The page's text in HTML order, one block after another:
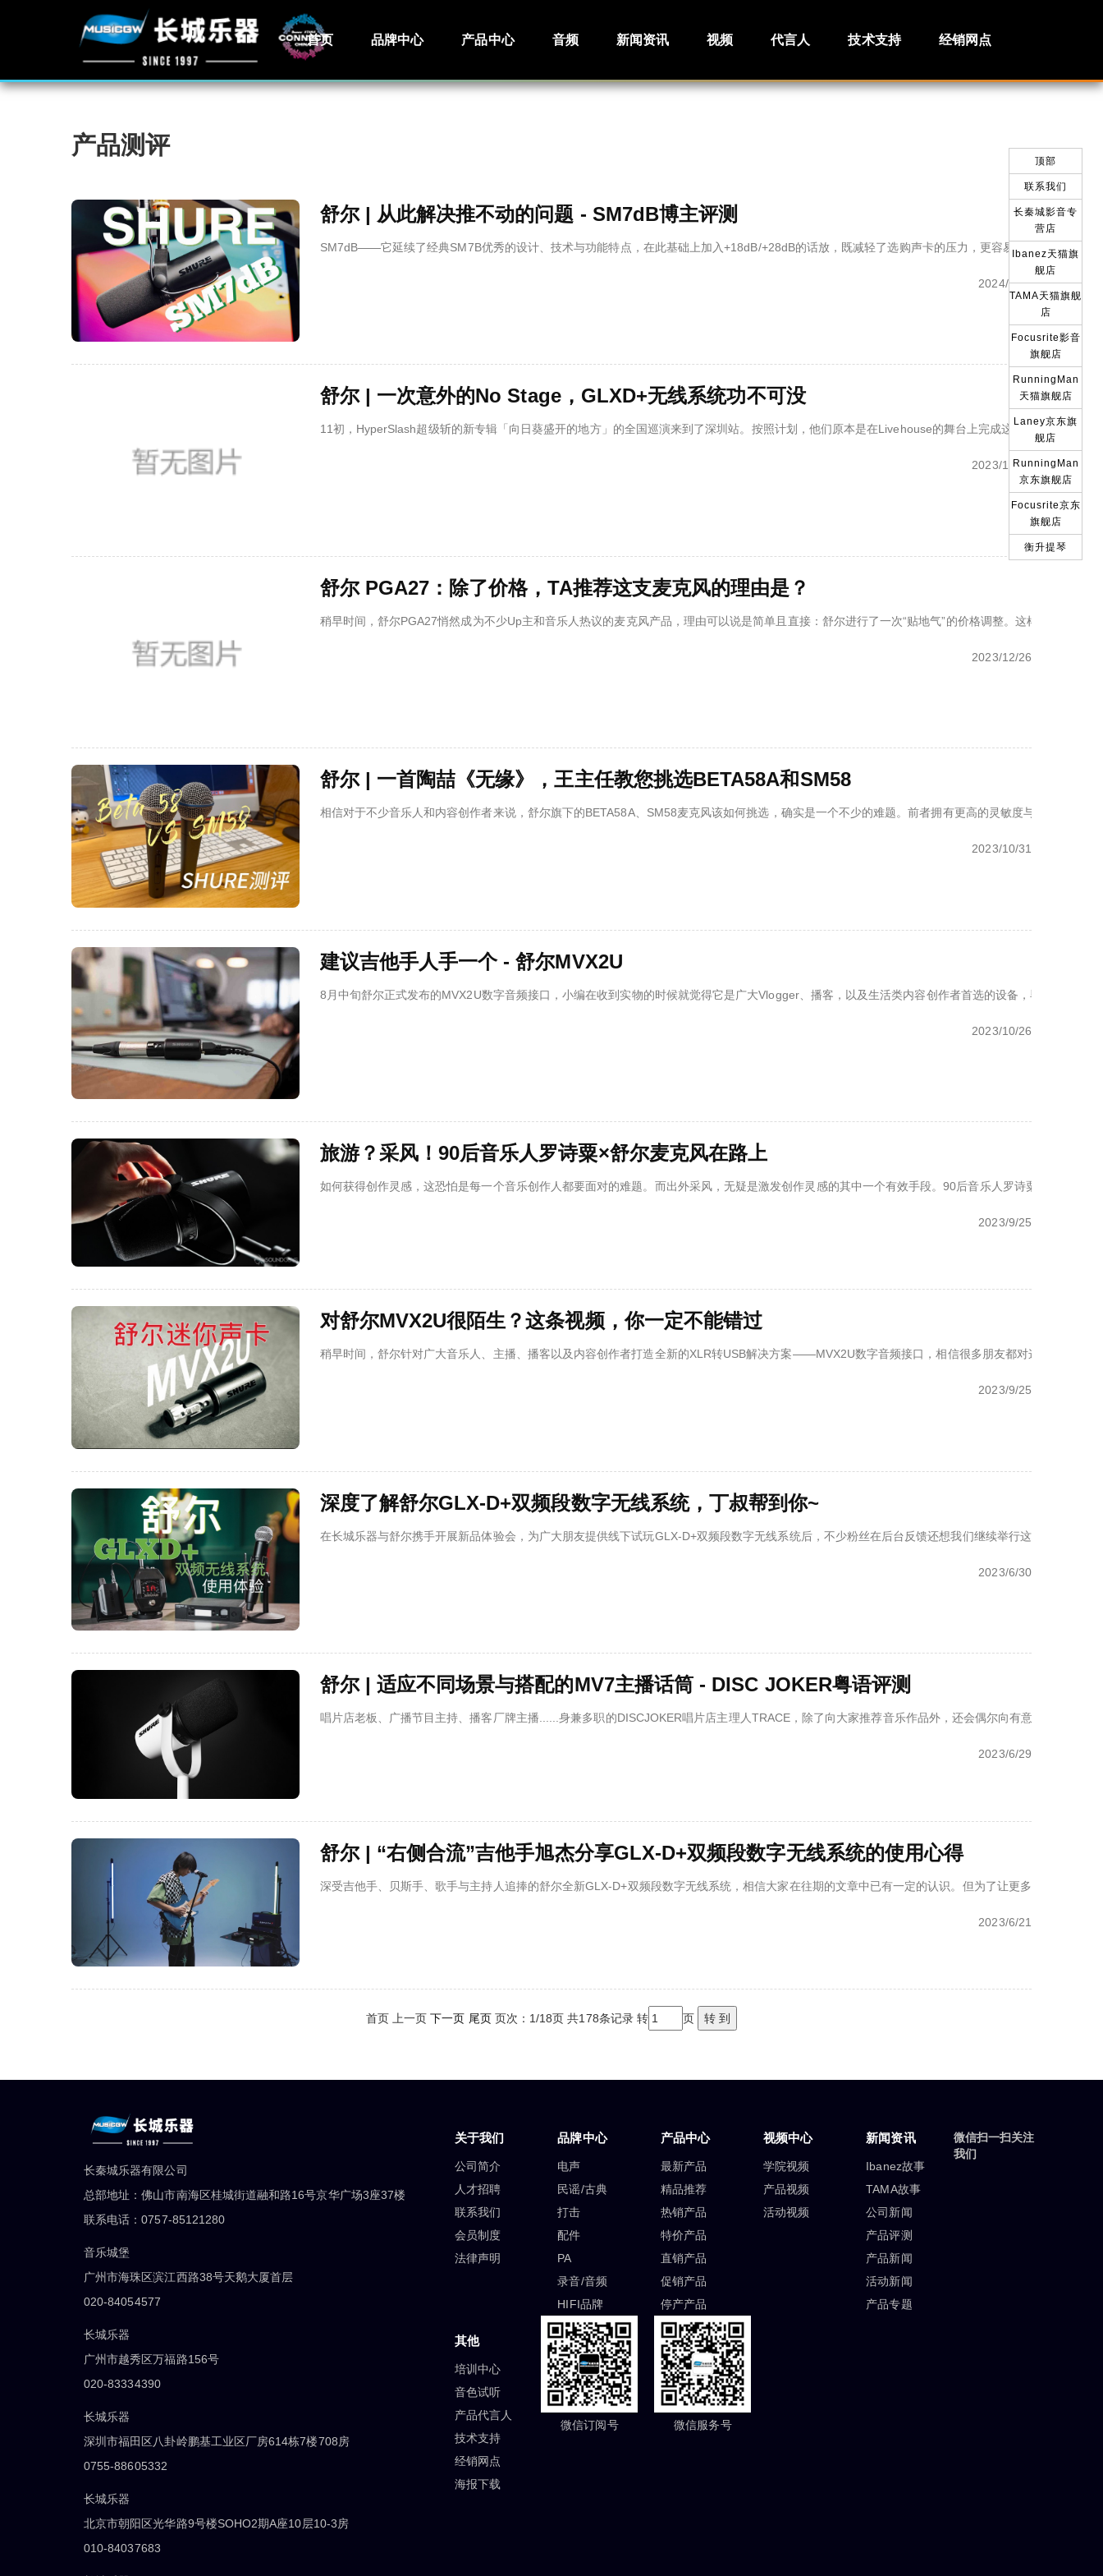
首页 品牌中心 产品中心 音频 新闻资讯 视频 代言人 技术支持 经销网点
产品测评
舒尔 | 从此解决推不动的问题 - SM7dB博主评测
SM7dB——它延续了经典SM7B优秀的设计、技术与功能特点，在此基础上加入+18dB/+28dB的话放，既减轻了选购声卡的压力，更容易匹配性价比的
2024/3/29
舒尔 | 一次意外的No Stage，GLXD+无线系统功不可没
11初，HyperSlash超级斩的新专辑「向日葵盛开的地方」的全国巡演来到了深圳站。按照计划，他们原本是在Livehouse的舞台上完成这次演出，结
2023/12/27
舒尔 PGA27：除了价格，TA推荐这支麦克风的理由是？
稍早时间，舒尔PGA27悄然成为不少Up主和音乐人热议的麦克风产品，理由可以说是简单且直接：舒尔进行了一次“贴地气”的价格调整。这样一来，
2023/12/26
舒尔 | 一首陶喆《无缘》，王主任教您挑选BETA58A和SM58
相信对于不少音乐人和内容创作者来说，舒尔旗下的BETA58A、SM58麦克风该如何挑选，确实是一个不少的难题。前者拥有更高的灵敏度与高频响应
2023/10/31
建议吉他手人手一个 - 舒尔MVX2U
8月中旬舒尔正式发布的MVX2U数字音频接口，小编在收到实物的时候就觉得它是广大Vlogger、播客，以及生活类内容创作者首选的设备，毕竟它小
2023/10/26
旅游？采风！90后音乐人罗诗粟×舒尔麦克风在路上
如何获得创作灵感，这恐怕是每一个音乐创作人都要面对的难题。而出外采风，无疑是激发创作灵感的其中一个有效手段。90后音乐人罗诗粟，现在
2023/9/25
对舒尔MVX2U很陌生？这条视频，你一定不能错过
稍早时间，舒尔针对广大音乐人、主播、播客以及内容创作者打造全新的XLR转USB解决方案——MVX2U数字音频接口，相信很多朋友都对这款迷你小
2023/9/25
深度了解舒尔GLX-D+双频段数字无线系统，丁叔帮到你~
在长城乐器与舒尔携手开展新品体验会，为广大朋友提供线下试玩GLX-D+双频段数字无线系统后，不少粉丝在后台反馈还想我们继续举行这样的线下
2023/6/30
舒尔 | 适应不同场景与搭配的MV7主播话筒 - DISC JOKER粤语评测
唱片店老板、广播节目主持、播客厂牌主播......身兼多职的DISCJOKER唱片店主理人TRACE，除了向大家推荐音乐作品外，还会偶尔向有意成为主播
2023/6/29
舒尔 | “右侧合流”吉他手旭杰分享GLX-D+双频段数字无线系统的使用心得
深受吉他手、贝斯手、歌手与主持人追捧的舒尔全新GLX-D+双频段数字无线系统，相信大家在往期的文章中已有一定的认识。但为了让更多人更好地
2023/6/21
首页 上一页下一页 尾页页次：1/18页 共178条记录 转 页
长秦城乐器有限公司
总部地址：佛山市南海区桂城街道融和路16号京华广场3座37楼
联系电话：0757-85121280
音乐城堡
广州市海珠区滨江西路38号天鹅大厦首层
020-84054577
长城乐器
广州市越秀区万福路156号
020-83334390
长城乐器
深圳市福田区八卦岭鹏基工业区厂房614栋7楼708房
0755-88605332
长城乐器
北京市朝阳区光华路9号楼SOHO2期A座10层10-3房
010-84037683
关于我们
公司简介
人才招聘
联系我们
会员制度
法律声明
品牌中心
电声
民谣/古典
打击
配件
PA
录音/音频
HIFI品牌
产品中心
最新产品
精品推荐
热销产品
特价产品
直销产品
促销产品
停产产品
视频中心
学院视频
产品视频
活动视频
新闻资讯
Ibanez故事
TAMA故事
公司新闻
产品评测
产品新闻
活动新闻
产品专题
其他
培训中心
音色试听
产品代言人
技术支持
经销网点
海报下载
微信扫一扫关注
我们
微信订阅号 微信服务号
顶部
联系我们
长秦城影音专
营店
Ibanez天猫旗
舰店
TAMA天猫旗舰
店
Focusrite影音
旗舰店
RunningMan
天猫旗舰店
Laney京东旗
舰店
RunningMan
京东旗舰店
Focusrite京东
旗舰店
衡升提琴